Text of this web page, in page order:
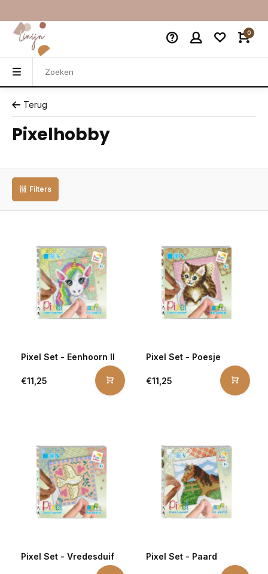
0
Terug
Pixelhobby
Filters
Pixel Set - Eenhoorn II
€11,25
Pixel Set - Poesje
€11,25
Pixel Set - Vredesduif Pixel Set - Paard